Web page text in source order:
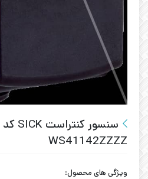
WS41142ZZZZ
ویژگی های محصول: